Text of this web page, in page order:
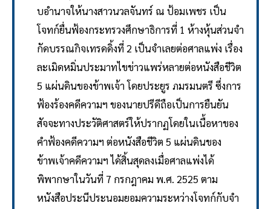
บอํานาจให้นางสาวนวลจันทร์ ณ ป้อมเพชร เป็น
โจทก์ยื่นฟ้องกระทรวงศึกษาธิการที่ 1 ห้างหุ้นส่วนจํา
กัดบรรณกิจเทรดดิ้งที่ 2 เป็นจําเลยต่อศาลแพ่ง เรื่อง
ละเมิดหมิ่นประมาทไขข่าวแพร่หลายต่อหนังสือชีวิต
5 แผ่นดินของข้าพเจ้า โดยประยูร ภมรมนตรี ซึ่งการ
ฟ้องร้องคดีความฯ ของนายปรีดีถือเป็นการยืนยัน
สัจจะทางประวัติศาสตร์ให้ปรากฏโดยในเนื้อหาของ
คำฟ้องคดีความฯ ต่อหนังสือชีวิต 5 แผ่นดินของ
ข้าพเจ้าคดีความฯ ได้สิ้นสุดลงเมื่อศาลแพ่งได้
พิพากษาในวันที่ 7 กรกฎาคม พ.ศ. 2525 ตาม
หนังสือประนีประนอมยอมความระหว่างโจทก์กับจํา